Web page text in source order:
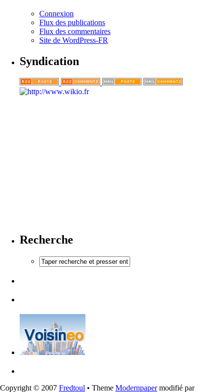
Connexion
Flux des publications
Flux des commentaires
Site de WordPress-FR
Syndication
Recherche
Copyright © 2007 Fredtoul • Theme Modernpapermodifié par